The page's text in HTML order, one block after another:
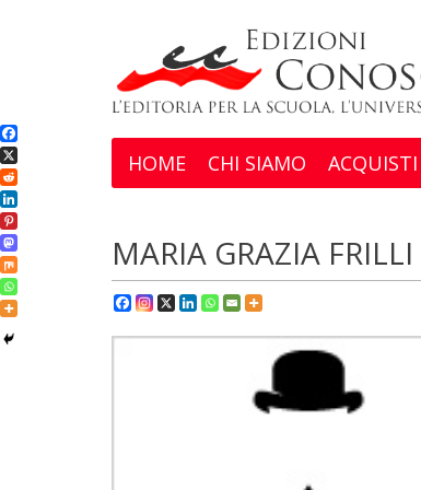
HOME CHI SIAMO ACQUISTI
MARIA GRAZIA FRILLI